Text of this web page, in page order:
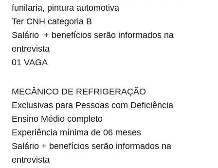
funilaria, pintura automotiva
Ter CNH categoria B
Salário + benefícios serão informados na
entrevista
01 VAGA
MECÂNICO DE REFRIGERAÇÃO
Exclusivas para Pessoas com Deficiência
Ensino Médio completo
Experiência mínima de 06 meses
Salário + benefícios serão informados na
entrevista